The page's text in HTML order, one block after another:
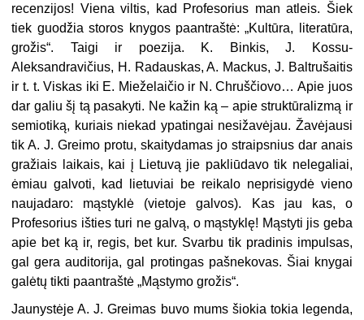
recenzijos! Viena viltis, kad Profesorius man atleis. Šiek
tiek guodžia storos knygos paantraštė: „Kultūra, literatūra,
gro­žis“. Taigi ir poezija. K. Binkis, J. Kossu-
Aleksandravičius, H. Radauskas, A. Mackus, J. Baltrušaitis
ir t. t. Viskas iki E. Mieželaičio ir N. Chruš­čiovo… Apie juos
dar galiu šį tą pasakyti. Ne kažin ką – apie struktū­ralizmą ir
semiotiką, kuriais niekad ypatingai nesižavėjau. Žavėjausi
tik A. J. Greimo protu, skaitydamas jo straipsnius dar anais
gražiais laikais, kai į Lietuvą jie pakliūdavo tik nelegaliai,
ėmiau galvoti, kad lietuviai be reikalo neprisigydė vieno
nauja­daro: mąstyklė (vietoje galvos). Kas jau kas, o
Profesorius išties turi ne galvą, o mąstyklę! Mąstyti jis geba
apie bet ką ir, regis, bet kur. Svarbu tik pradinis impulsas,
gal gera auditorija, gal protingas pašnekovas. Šiai knygai
galėtų tikti paantraštė „Mąstymo grožis“.
Jaunystėje A. J. Greimas buvo mums šiokia tokia legenda,